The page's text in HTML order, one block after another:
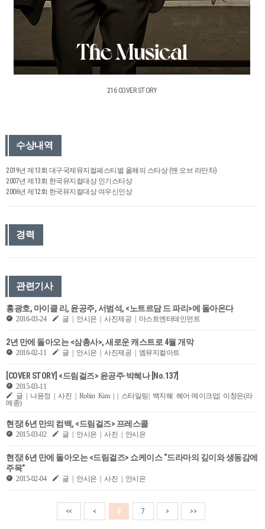
216 COVER STORY
수상내역
2019년 제13회 대구국제뮤지컬페스티벌 올해의 스타상 (맨 오브 라만차)
2007년 제13회 한국뮤지컬대상 인기스타상
2006년 제12회 한국뮤지컬대상 여우신인상
경력
관련기사
홍광호, 마이클 리, 윤공주, 서범석, <노트르담 드 파리>에 돌아온다
2016-03-24 글 | 안시은 | 사진제공 | 마스트엔터테인먼트
2년 만에 돌아오는 <삼총사>, 새로운 캐스트로 4월 개막
2016-02-11 글 | 안시은 | 사진제공 | 엠뮤지컬아트
[COVER STORY] <드림걸즈> 윤공주·박혜나 [No.137]
2015-03-11
글 | 나윤정 | 사진 | Robin Kim | | 스타일링| 백지혜 헤어·메이크업| 이창은(라
메종)
현장| 6년 만의 컴백, <드림걸즈> 프레스콜
2015-03-02 글 | 안시은 | 사진 | 안시은
현장| 6년 만에 돌아오는 <드림걸즈> 쇼케이스 “드라마의 깊이와 생동감에
주목”
2015-02-04 글 | 안시은 | 사진 | 안시은
<< < 6 7 > >>